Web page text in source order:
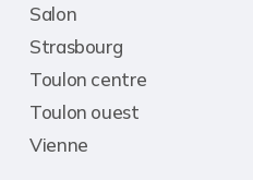
Salon
Strasbourg
Toulon centre
Toulon ouest
Vienne